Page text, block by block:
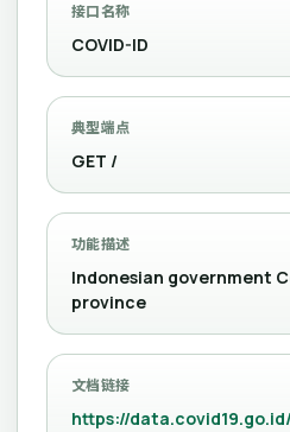
接口名称
COVID-ID
典型端点
GET /
功能描述
Indonesian government
province
文档链接
https://